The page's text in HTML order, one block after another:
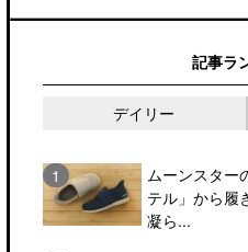
記事ラ
デイリー
ムーンスター
テル」から履
凝ら...